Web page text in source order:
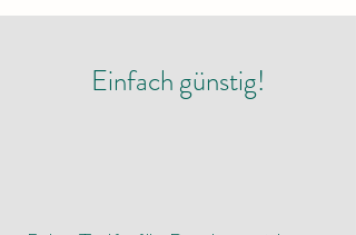
Einfach günstig!